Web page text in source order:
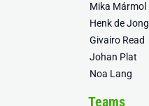
Mika Mármol
Henk de Jong
Givairo Read
Johan Plat
Noa Lang
Teams